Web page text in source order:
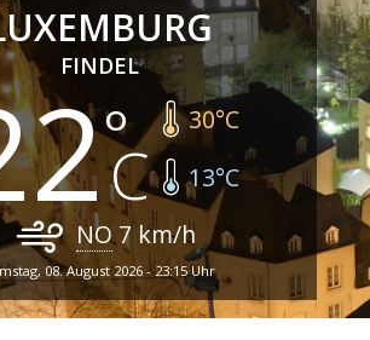
FINDEL
30°C
13°C
NO7 km/h
08. August 2026 - 23:15 Uhr